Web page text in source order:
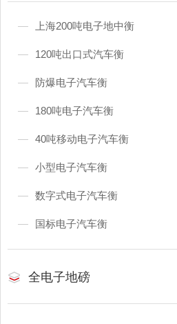
上海200吨电子地中衡
120吨出口式汽车衡
防爆电子汽车衡
180吨电子汽车衡
40吨移动电子汽车衡
小型电子汽车衡
数字式电子汽车衡
国标电子汽车衡
全电子地磅